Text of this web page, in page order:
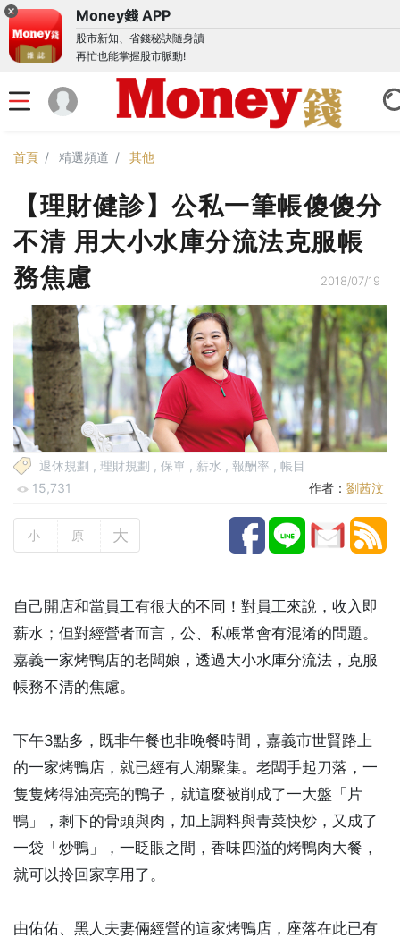
Money錢 APP
股市新知、省錢秘訣隨身讀
再忙也能掌握股市脈動!
首頁 精選頻道 其他
【理財健診】公私一筆帳傻傻分
不清 用大小水庫分流法克服帳
務焦慮
2018/07/19
退休規劃 , 理財規劃 , 保單 , 薪水 , 報酬率 , 帳目
15,731
作者： 劉茜汶
小 原 大
自己開店和當員工有很大的不同！對員工來說，收入即
薪水；但對經營者而言，公、私帳常會有混淆的問題。
嘉義一家烤鴨店的老闆娘，透過大小水庫分流法，克服
帳務不清的焦慮。
下午3點多，既非午餐也非晚餐時間，嘉義市世賢路上
的一家烤鴨店，就已經有人潮聚集。老闆手起刀落，一
隻隻烤得油亮亮的鴨子，就這麼被削成了一大盤「片
鴨」，剩下的骨頭與肉，加上調料與青菜快炒，又成了
一袋「炒鴨」，一眨眼之間，香味四溢的烤鴨肉大餐，
就可以拎回家享用了。
由佑佑、黑人夫妻倆經營的這家烤鴨店，座落在此已有